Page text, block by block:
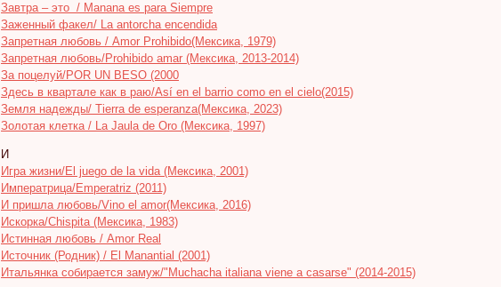
Завтра – это / Manana es para Siempre
Заженный факел/ La antorcha encendida
Запретная любовь / Amor Prohibido(Мексика, 1979)
Запретная любовь/Prohibido amar (Мексика, 2013-2014)
За поцелуй/POR UN BESO (2000
Здесь в квартале как в раю/Así en el barrio como en el cielo(2015)
Земля надежды/ Tierra de esperanza(Мексика, 2023)
Золотая клетка / La Jaula de Oro (Мексика, 1997)
И
Игра жизни/El juego de la vida (Мексика, 2001)
Императрица/Emperatriz (2011)
И пришла любовь/Vino el amor(Мексика, 2016)
Искорка/Chispita (Мексика, 1983)
Истинная любовь / Amor Real
Источник (Родник) / El Manantial (2001)
Итальянка собирается замуж/"Muchacha italiana viene a casarse" (2014-2015)